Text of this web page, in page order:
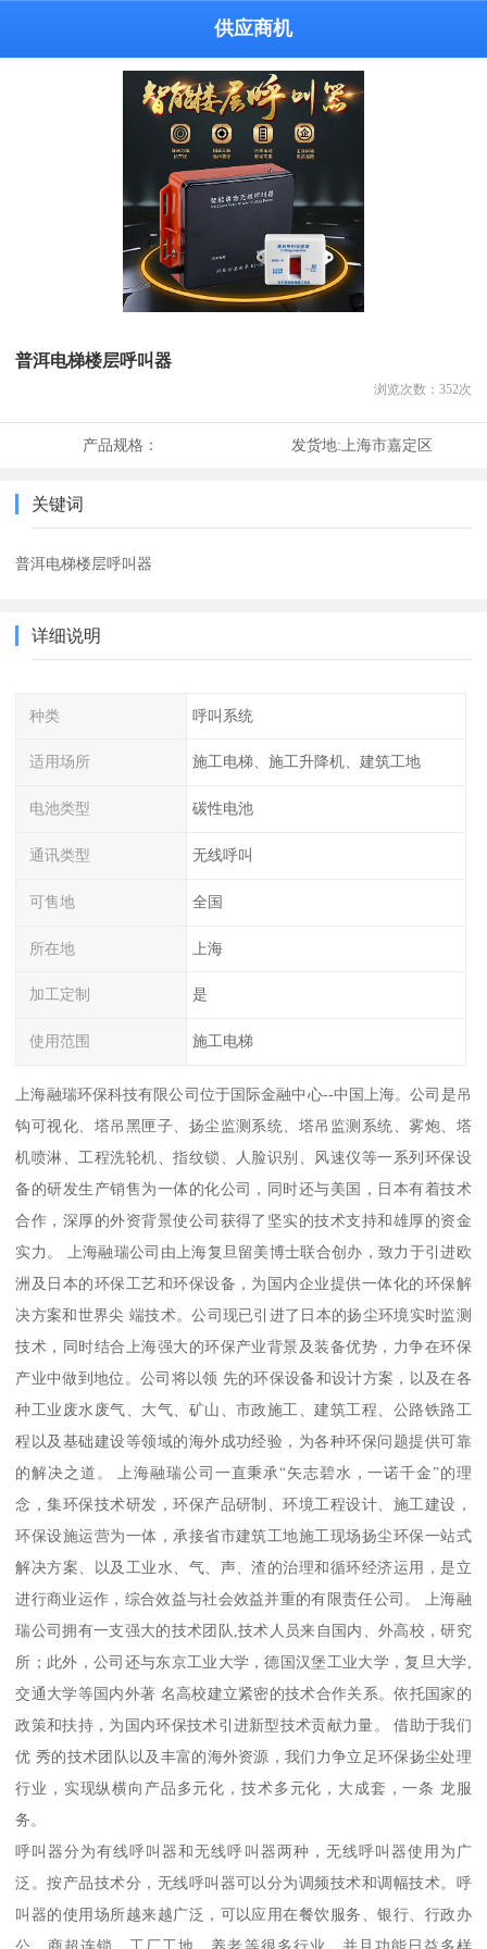
供应商机
普洱电梯楼层呼叫器
浏览次数： 352次
产品规格： 发货地:上海市嘉定区
关键词
普洱电梯楼层呼叫器
详细说明
种类 呼叫系统
适用场所 施工电梯、施工升降机、建筑工地
电池类型 碳性电池
通讯类型 无线呼叫
可售地 全国
所在地 上海
加工定制 是
使用范围 施工电梯
上海融瑞环保科技有限公司位于国际金融中心--中国上海。公司是吊
钩可视化、塔吊黑匣子、扬尘监测系统、塔吊监测系统、雾炮、塔
机喷淋、工程洗轮机、指纹锁、人脸识别、风速仪等一系列环保设
备的研发生产销售为一体的化公司，同时还与美国，日本有着技术
合作，深厚的外资背景使公司获得了坚实的技术支持和雄厚的资金
实力。 上海融瑞公司由上海复旦留美博士联合创办，致力于引进欧
洲及日本的环保工艺和环保设备，为国内企业提供一体化的环保解
决方案和世界尖 端技术。公司现已引进了日本的扬尘环境实时监测
技术，同时结合上海强大的环保产业背景及装备优势，力争在环保
产业中做到地位。公司将以领 先的环保设备和设计方案，以及在各
种工业废水废气、大气、矿山、市政施工、建筑工程、公路铁路工
程以及基础建设等领域的海外成功经验，为各种环保问题提供可靠
的解决之道。 上海融瑞公司一直秉承“矢志碧水，一诺千金”的理
念，集环保技术研发，环保产品研制、环境工程设计、施工建设，
环保设施运营为一体，承接省市建筑工地施工现场扬尘环保一站式
解决方案、以及工业水、气、声、渣的治理和循环经济运用，是立
进行商业运作，综合效益与社会效益并重的有限责任公司。 上海融
瑞公司拥有一支强大的技术团队,技术人员来自国内、外高校，研究
所；此外，公司还与东京工业大学，德国汉堡工业大学，复旦大学,
交通大学等国内外著 名高校建立紧密的技术合作关系。依托国家的
政策和扶持，为国内环保技术引进新型技术贡献力量。 借助于我们
优 秀的技术团队以及丰富的海外资源，我们力争立足环保扬尘处理
行业，实现纵横向产品多元化，技术多元化，大成套，一条 龙服
务。
呼叫器分为有线呼叫器和无线呼叫器两种，无线呼叫器使用为广
泛。按产品技术分，无线呼叫器可以分为调频技术和调幅技术。呼
叫器的使用场所越来越广泛，可以应用在餐饮服务、银行、行政办